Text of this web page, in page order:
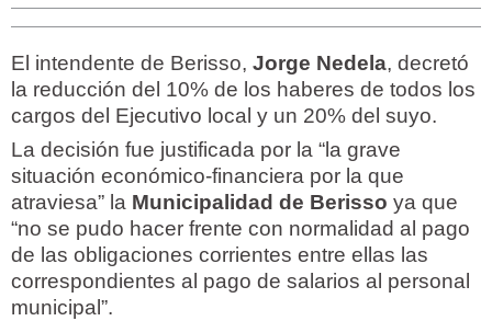
El intendente de Berisso, Jorge Nedela, decretó
la reducción del 10% de los haberes de todos los
cargos del Ejecutivo local y un 20% del suyo.
La decisión fue justificada por la “la grave
situación económico-financiera por la que
atraviesa” la Municipalidad de Berisso ya que
“no se pudo hacer frente con normalidad al pago
de las obligaciones corrientes entre ellas las
correspondientes al pago de salarios al personal
municipal”.